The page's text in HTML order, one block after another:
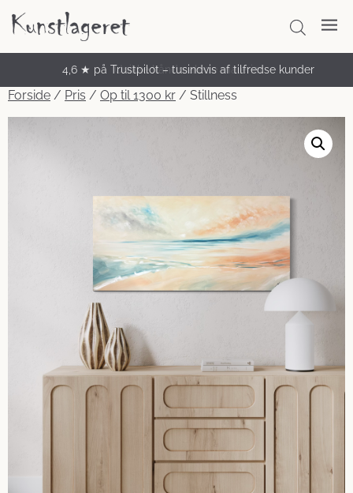
4,6 ★ på Trustpilot – tusindvis af tilfredse kunder
Unikke håndmalede malerier
Forside / Pris / Op til 1300 kr / Stillness